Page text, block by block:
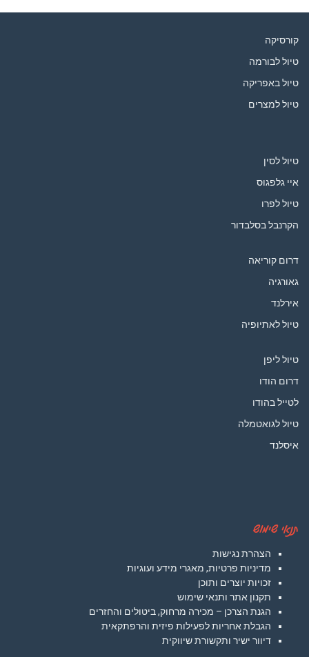
קורסיקה
טיול לבורמה
טיול באפריקה
טיול למצרים
טיול לסין
איי גלפגוס
טיול לפרו
הקרנבל בסלבדור
דרום קוריאה
גאורגיה
אירלנד
טיול לאתיופיה
טיול ליפן
דרום הודו
לטייל בהודו
טיול לגואטמלה
איסלנד
תנאי שימוש
הצהרת נגישות
מדיניות פרטיות, מאגרי מידע ועוגיות
זכויות יוצרים ותוכן
תקנון אתר ותנאי שימוש
הגנת הצרכן – מכירה מרחוק, ביטולים והחזרים
הגבלת אחריות לפעילות פיזית והרפתקאית
דיוור ישיר ותקשורת שיווקית